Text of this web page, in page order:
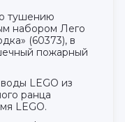
тушению
набором Лего
(60373), в
пожарный
LEGO из
ранца
LEGO.